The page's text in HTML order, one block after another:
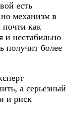
есть
механизм в
как
и нестабильно
получит более
а серьезный
и риск